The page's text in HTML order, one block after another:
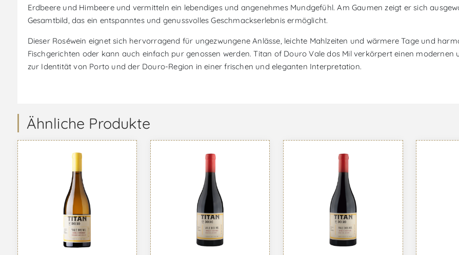
Erdbeere und Himbeere und vermitteln ein lebendiges und angenehmes Mundgefühl. Am Gaumen zeigt er sich
Gesamtbild, das ein entspanntes und genussvolles Geschmackserlebnis ermöglicht.
Dieser Roséwein eignet sich hervorragend für ungezwungene Anlässe, leichte Mahlzeiten und wärmere Tage und
Fischgerichten oder kann auch einfach pur genossen werden. Titan of Douro Vale dos Mil verkörpert einen
zur Identität von Porto und der Douro-Region in einer frischen und eleganten Interpretation.
Ähnliche Produkte